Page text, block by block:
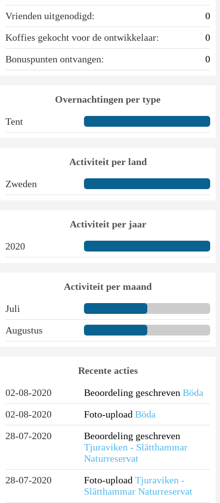
Vrienden uitgenodigd:
0
Koffies gekocht voor de ontwikkelaar:
0
Bonuspunten ontvangen:
0
Overnachtingen per type
Tent
Activiteit per land
Zweden
Activiteit per jaar
2020
Activiteit per maand
Juli
Augustus
Recente acties
02-08-2020 Beoordeling geschreven Böda
02-08-2020
Foto-upload Böda
28-07-2020
Beoordeling geschreven
Tjuraviken - Slätthammar
Naturreservat
28-07-2020
Foto-upload Tjuraviken -
Slätthammar Naturreservat